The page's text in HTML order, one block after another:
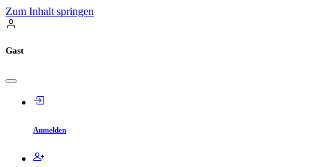
Zum Inhalt springen
Gast
Anmelden